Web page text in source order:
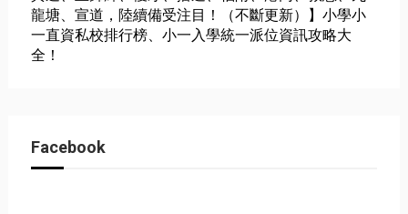
龍塘、宣道，陸續備受注目！（不斷更新）】小學小
一直資私校排行榜、小一入學統一派位資訊攻略大
全！
Facebook